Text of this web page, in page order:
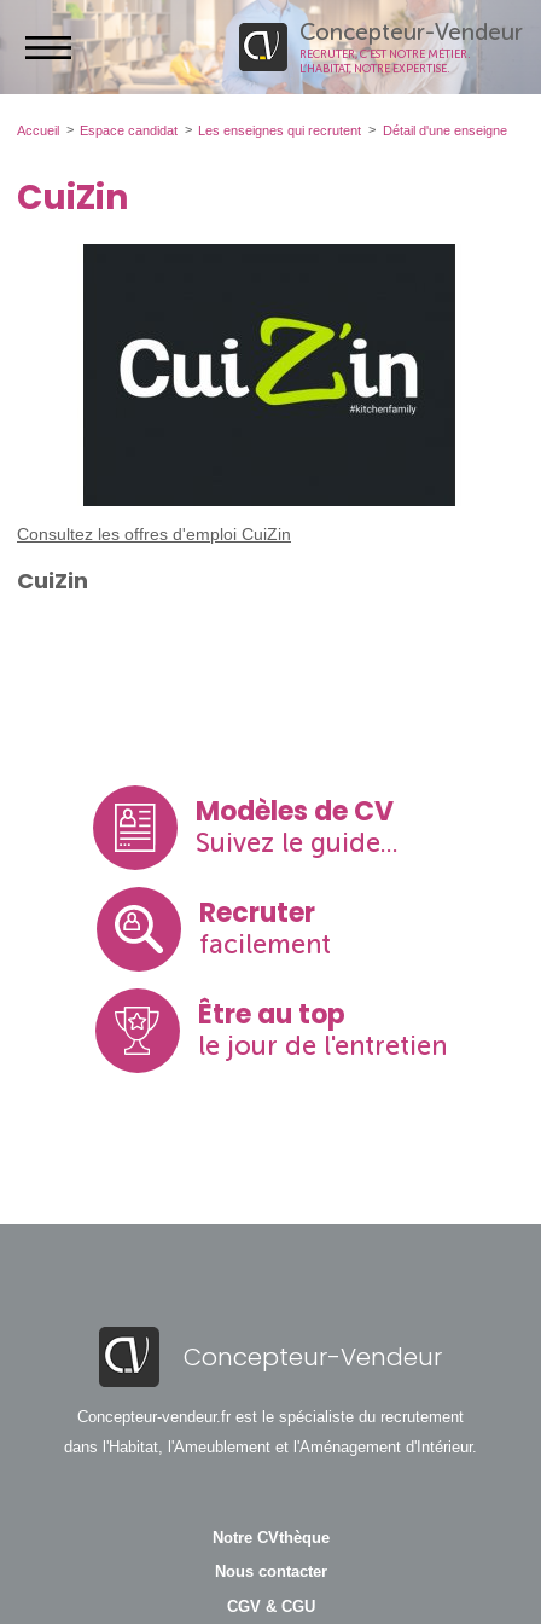
Concepteur-Vendeur
RECRUTER, C’EST NOTRE MÉTIER.
L’HABITAT, NOTRE EXPERTISE.
Accueil Espace candidat Les enseignes qui recrutent Détail d'une enseigne
CuiZin
Consultez les offres d'emploi CuiZin
CuiZin
Modèles de CV
Suivez le guide...
Recruter
facilement
Être au top
le jour de l'entretien
Concepteur-Vendeur
Concepteur-vendeur.fr est le spécialiste du recrutement
dans l'Habitat, l'Ameublement et l'Aménagement d'Intérieur.
Notre CVthèque
Nous contacter
CGV & CGU